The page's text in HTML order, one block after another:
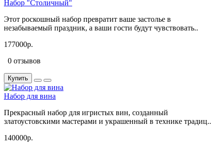
Набор "Столичный"
Этот роскошный набор превратит ваше застолье в
незабываемый праздник, а ваши гости будут чувствовать..
177000р.
0 отзывов
Купить
Набор для вина
Прекрасный набор для игристых вин, созданный
златоустовскими мастерами и украшенный в технике традиц..
140000р.